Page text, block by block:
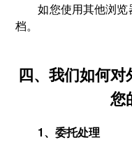
如您使用其他浏
档。
四、我们如何
您
1、委托处理